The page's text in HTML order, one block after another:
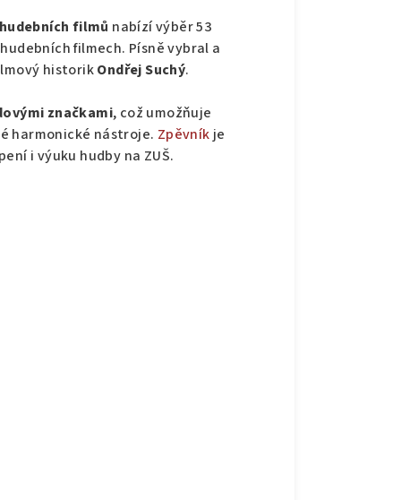
filmů nabízí výběr 53
filmech. Písně vybral a
historikOndřej Suchý.
značkami, což umožňuje
harmonické nástroje. Zpěvník je
i výuku hudby na ZUŠ.